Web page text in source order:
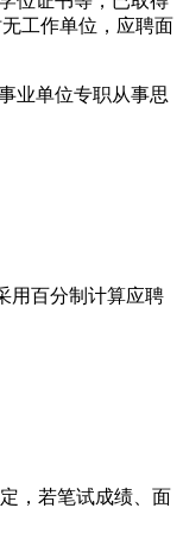
工作单位，应聘面
业单位专职从事思
用百分制计算应聘
，若笔试成绩、面